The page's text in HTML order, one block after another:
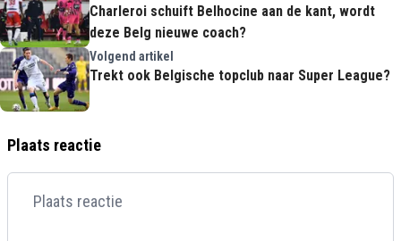
Charleroi schuift Belhocine aan de kant, wordt
deze Belg nieuwe coach?
Volgend artikel
Trekt ook Belgische topclub naar Super League?
Plaats reactie